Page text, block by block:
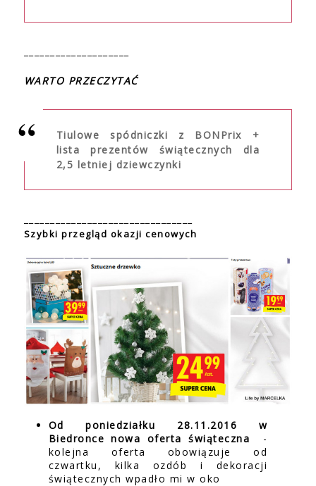
WARTO PRZECZYTAĆ
Tiulowe spódniczki z BONPrix +
lista prezentów świątecznych dla
2,5 letniej dziewczynki
Szybki przegląd okazji cenowych
Od poniedziałku 28.11.2016 w
Biedronce nowa oferta świąteczna
-
kolejna oferta obowiązuje od
czwartku, kilka ozdób i dekoracji
świątecznych wpadło mi w oko